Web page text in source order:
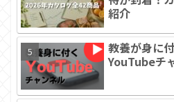
紹介
教養が身に
YouTubeチ